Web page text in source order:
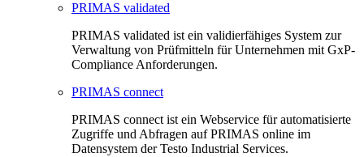
PRIMAS validated
PRIMAS validated ist ein validierfähiges System zur
Verwaltung von Prüfmitteln für Unternehmen mit GxP-
Compliance Anforderungen.
PRIMAS connect
PRIMAS connect ist ein Webservice für automatisierte
Zugriffe und Abfragen auf PRIMAS online im
Datensystem der Testo Industrial Services.